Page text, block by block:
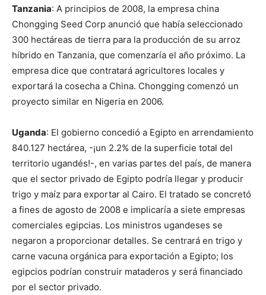
Tanzania: A principios de 2008, la empresa china
Chongging Seed Corp anunció que había seleccionado
300 hectáreas de tierra para la producción de su arroz
híbrido en Tanzania, que comenzaría el año próximo. La
empresa dice que contratará agricultores locales y
exportará la cosecha a China. Chongging comenzó un
proyecto similar en Nigeria en 2006.
Uganda: El gobierno concedió a Egipto en arrendamiento
840.127 hectárea, -¡un 2.2% de la superficie total del
territorio ugandés!-, en varias partes del país, de manera
que el sector privado de Egipto podría llegar y producir
trigo y maíz para exportar al Cairo. El tratado se concretó
a fines de agosto de 2008 e implicaría a siete empresas
comerciales egipcias. Los ministros ugandeses se
negaron a proporcionar detalles. Se centrará en trigo y
carne vacuna orgánica para exportación a Egipto; los
egipcios podrían construir mataderos y será financiado
por el sector privado.